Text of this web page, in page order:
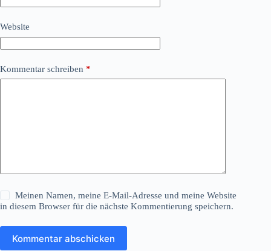
Website
Kommentar schreiben *
Meinen Namen, meine E-Mail-Adresse und meine Website
in diesem Browser für die nächste Kommentierung speichern.
Kommentar abschicken